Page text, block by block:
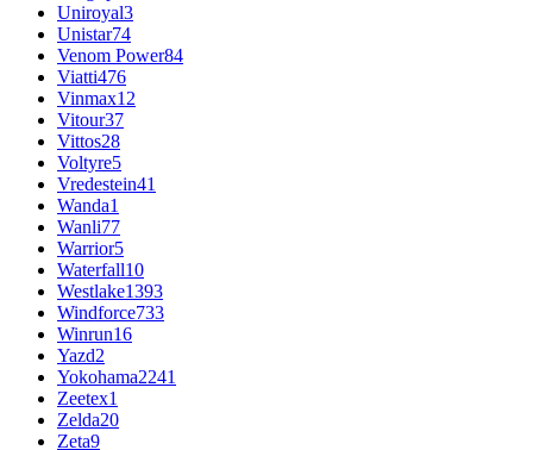
Uniroyal3
Unistar74
Venom Power84
Viatti476
Vinmax12
Vitour37
Vittos28
Voltyre5
Vredestein41
Wanda1
Wanli77
Warrior5
Waterfall10
Westlake1393
Windforce733
Winrun16
Yazd2
Yokohama2241
Zeetex1
Zelda20
Zeta9